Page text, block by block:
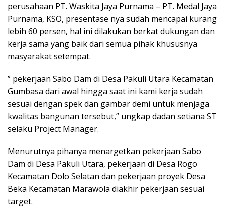
perusahaan PT. Waskita Jaya Purnama – PT. Medal Jaya
Purnama, KSO, presentase nya sudah mencapai kurang
lebih 60 persen, hal ini dilakukan berkat dukungan dan
kerja sama yang baik dari semua pihak khususnya
masyarakat setempat.
” pekerjaan Sabo Dam di Desa Pakuli Utara Kecamatan
Gumbasa dari awal hingga saat ini kami kerja sudah
sesuai dengan spek dan gambar demi untuk menjaga
kwalitas bangunan tersebut,” ungkap dadan setiana ST
selaku Project Manager.
Menurutnya pihanya menargetkan pekerjaan Sabo
Dam di Desa Pakuli Utara, pekerjaan di Desa Rogo
Kecamatan Dolo Selatan dan pekerjaan proyek Desa
Beka Kecamatan Marawola diakhir pekerjaan sesuai
target.